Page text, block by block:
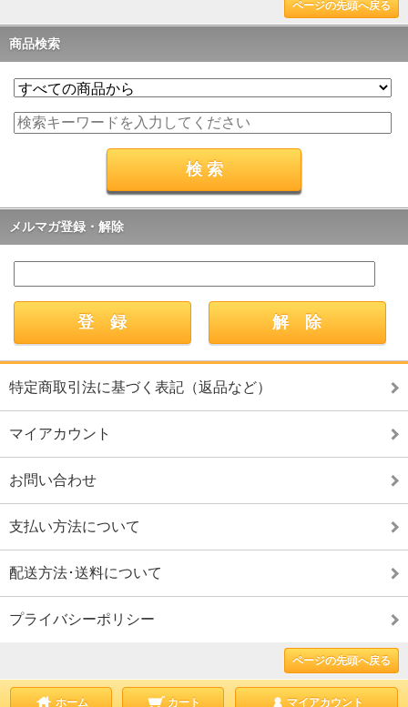
ページの先頭へ戻る
商品検索
メルマガ登録・解除
特定商取引法に基づく表記（返品など）
マイアカウント
お問い合わせ
支払い方法について
配送方法･送料について
プライバシーポリシー
ページの先頭へ戻る
ホーム カート マイアカウント